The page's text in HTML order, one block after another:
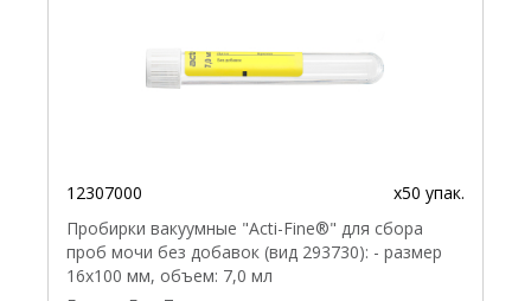
12307000
x50 упак.
Пробирки вакуумные "Acti-Fine®" для сбора
проб мочи без добавок (вид 293730): - размер
16x100 мм, объем: 7,0 мл